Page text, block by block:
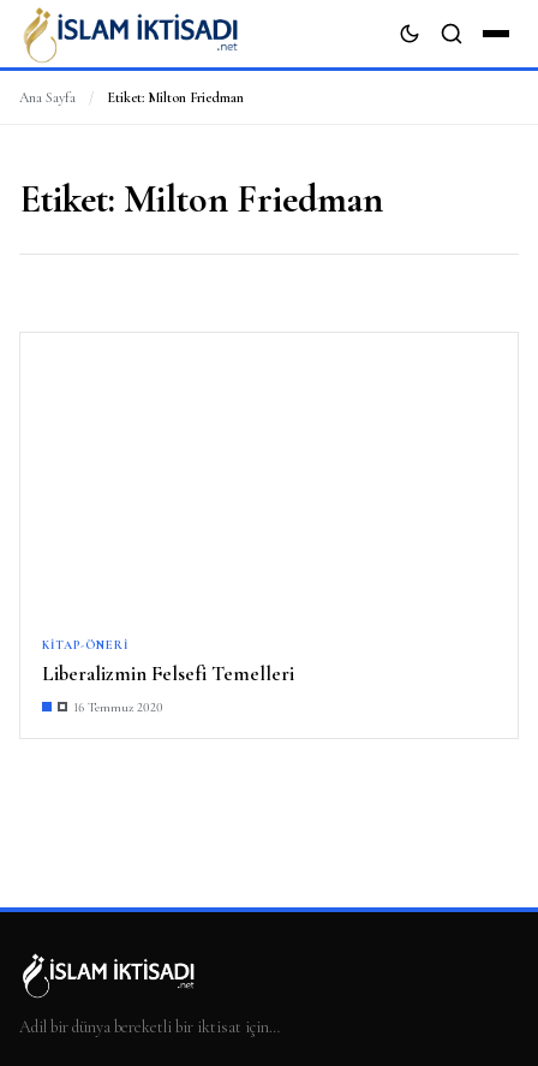
Ana Sayfa / Etiket: Milton Friedman
Etiket: Milton Friedman
KITAP-ÖNERI
Liberalizmin Felsefi Temelleri
16 Temmuz 2020
Adil bir dünya bereketli bir iktisat için…